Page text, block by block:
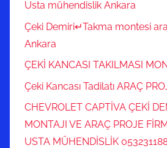
Usta mühendislik Ankara
Çeki Demiri↵Takma montesi
Ankara
ÇEKİ KANCASI TAKILMASI
Çeki Kancası Tadilatı ARAÇ
CHEVROLET CAPTİVA ÇEKİ
MONTAJI VE ARAÇ PROJE
USTA MÜHENDİSLİK